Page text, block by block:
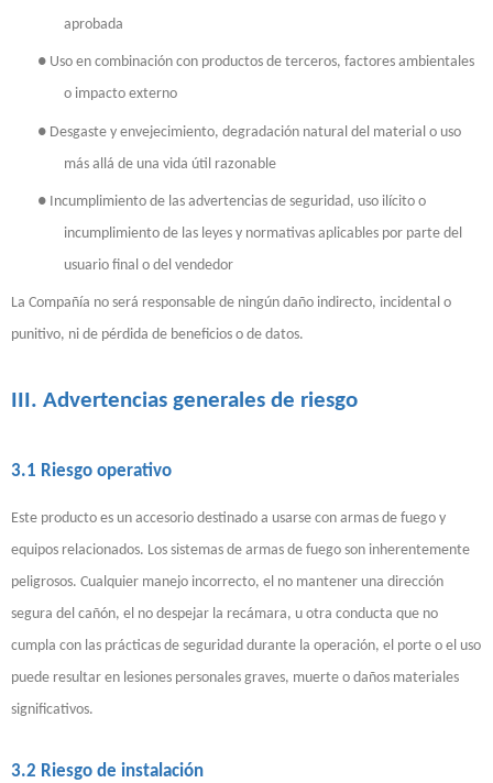
aprobada
● Uso en combinación con productos de terceros, factores ambientales
o impacto externo
● Desgaste y envejecimiento, degradación natural del material o uso
más allá de una vida útil razonable
● Incumplimiento de las advertencias de seguridad, uso ilícito o
incumplimiento de las leyes y normativas aplicables por parte del
usuario final o del vendedor
La Compañía no será responsable de ningún daño indirecto, incidental o
punitivo, ni de pérdida de beneficios o de datos.
III. Advertencias generales de riesgo
3.1 Riesgo operativo
Este producto es un accesorio destinado a usarse con armas de fuego y
equipos relacionados. Los sistemas de armas de fuego son inherentemente
peligrosos. Cualquier manejo incorrecto, el no mantener una dirección
segura del cañón, el no despejar la recámara, u otra conducta que no
cumpla con las prácticas de seguridad durante la operación, el porte o el uso
puede resultar en lesiones personales graves, muerte o daños materiales
significativos.
3.2 Riesgo de instalación